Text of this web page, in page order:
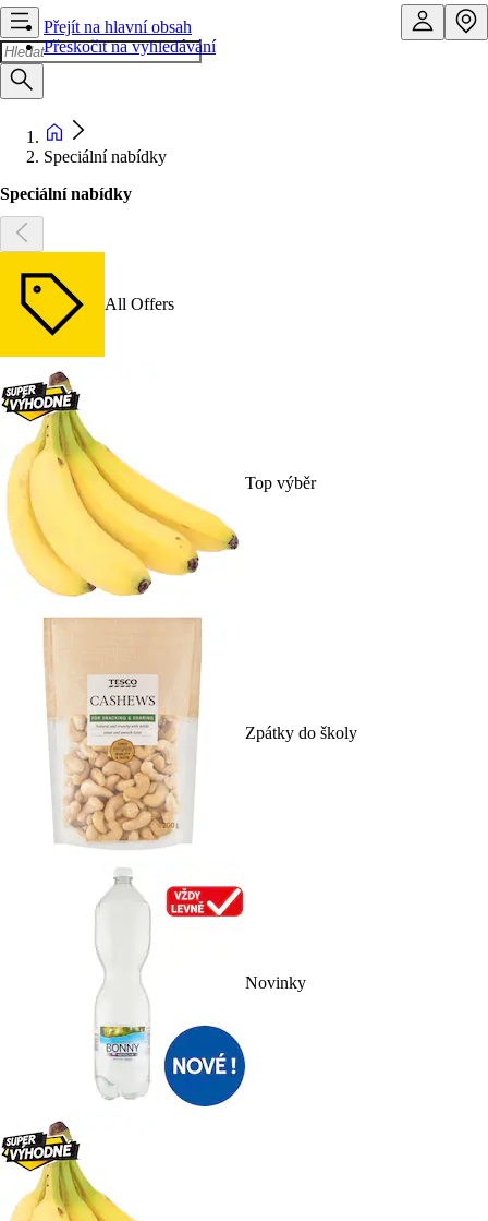
Přejít na hlavní obsah
Přeskočit na vyhledávání
Speciální nabídky
Speciální nabídky
All Offers
Top výběr
Zpátky do školy
Novinky